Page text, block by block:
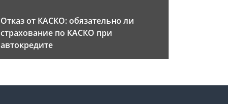
Отказ от КАСКО: обязательно ли
страхование по КАСКО при
автокредите